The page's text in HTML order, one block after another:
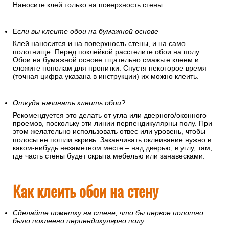
Наносите клей только на поверхность стены.
Если вы клеите обои на бумажной основе
Клей наносится и на поверхность стены, и на само
полотнище. Перед поклейкой расстелите обои на полу.
Обои на бумажной основе тщательно смажьте клеем и
сложите пополам для пропитки. Спустя некоторое время
(точная цифра указана в инструкции) их можно клеить.
Откуда начинать клеить обои?
Рекомендуется это делать от угла или дверного/оконного
проемов, поскольку эти линии перпендикулярны полу. При
этом желательно использовать отвес или уровень, чтобы
полосы не пошли вкривь. Заканчивать оклеивание нужно в
каком-нибудь незаметном месте – над дверью, в углу, там,
где часть стены будет скрыта мебелью или занавесками.
Как клеить обои на стену
Сделайте пометку на стене, что бы первое полотно
было поклеено перпендикулярно полу.